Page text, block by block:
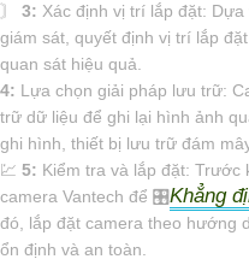
〙 3: Xác định vị trí lắp đặt:
giám sát, quyết định vị trí lắp
quan sát hiệu quả.
4: Lựa chọn giải pháp lưu trữ:
trữ dữ liệu để ghi lại hình ảnh
ghi hình, thiết bị lưu trữ đám
💹 5: Kiểm tra và lắp đặt: Trước
camera Vantech để 🎛Khẳng
đó, lắp đặt camera theo hướng
ổn định và an toàn.